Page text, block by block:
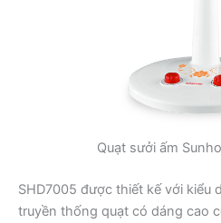
Quạt sưởi ấm
SHD7005 được thiết kế với kiểu
truyền thống quạt có dáng cao